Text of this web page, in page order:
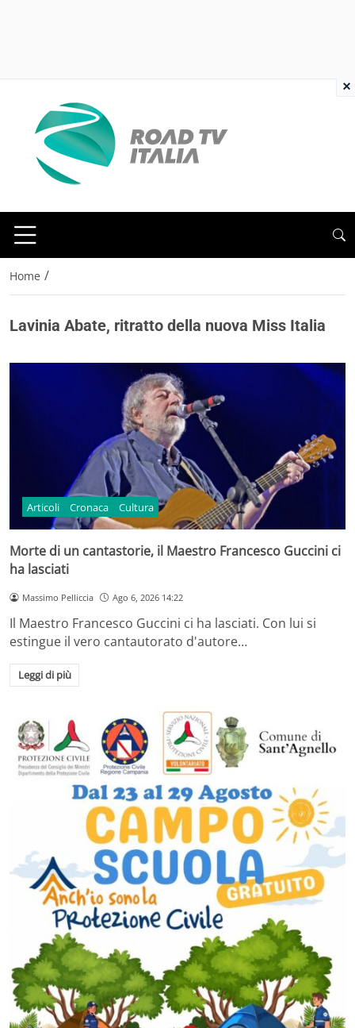
Home /
Lavinia Abate, ritratto della nuova Miss Italia
Articoli Cronaca Cultura
Morte di un cantastorie, il Maestro Francesco Guccini ci
ha lasciati
Massimo Pelliccia Ago 6, 2026 14:22
Il Maestro Francesco Guccini ci ha lasciati. Con lui si
estingue il vero cantautorato d'autore…
Leggi di più
×